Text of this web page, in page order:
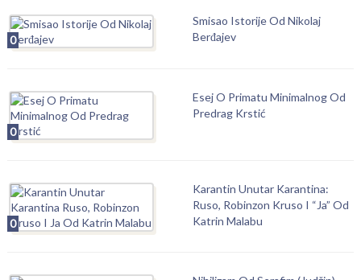
0
Smisao Istorije Od Nikolaj
Berđajev
0
Esej O Primatu Minimalnog Od
Predrag Krstić
0
Karantin Unutar Karantina:
Ruso, Robinzon Kruso I “Ja” Od
Katrin Malabu